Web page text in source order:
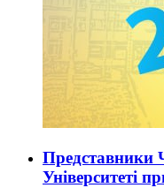
Представники
Університеті